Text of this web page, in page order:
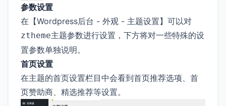
参数设置
在【Wordpress后台 - 外观 - 主题设置】可以对
ztheme主题参数进行设置，下方将对一些特殊的设
置参数单独说明。
首页设置
在主题的首页设置栏目中会看到首页推荐选项、首
页赞助商、精选推荐等设置。